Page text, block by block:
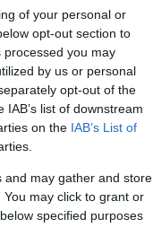
of your personal or
opt-out section to
you may
by us or personal
opt-out of the
list of downstream
on the IAB’s List of
and may gather and store
may click to grant or
specified purposes